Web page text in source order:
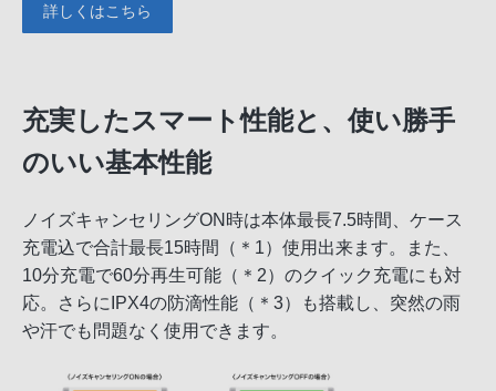
詳しくはこちら
充実したスマート性能と、使い勝手
のいい基本性能
ノイズキャンセリングON時は本体最長7.5時間、ケース
充電込で合計最長15時間（＊1）使用出来ます。また、
10分充電で60分再生可能（＊2）のクイック充電にも対
応。さらにIPX4の防滴性能（＊3）も搭載し、突然の雨
や汗でも問題なく使用できます。